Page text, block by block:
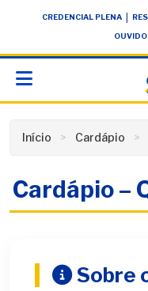
conteúdoCREDENCIAL PLENA
Início Cardápio
Cardápio –
Sobre